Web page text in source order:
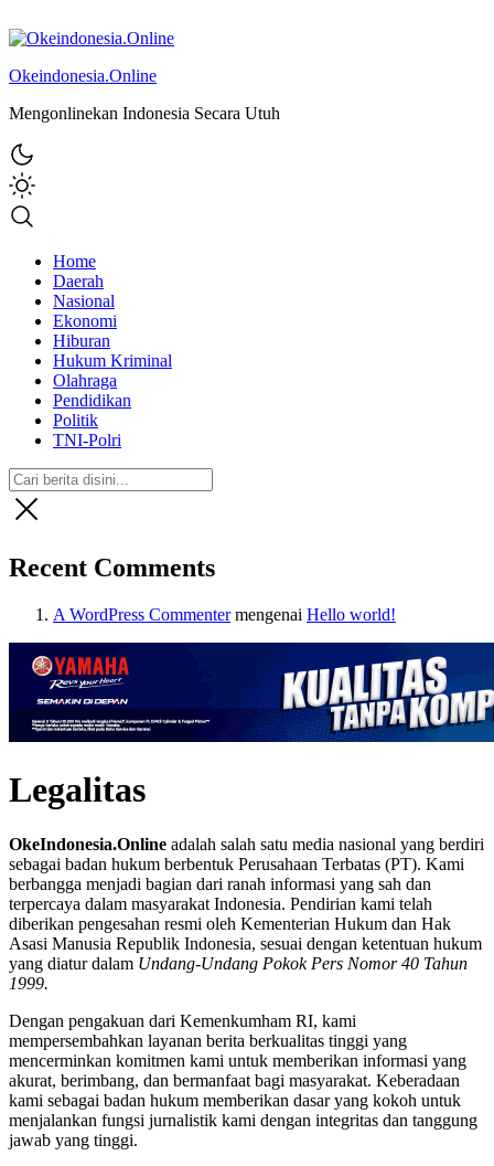
Okeindonesia.Online
Mengonlinekan Indonesia Secara Utuh
Home
Daerah
Nasional
Ekonomi
Hiburan
Hukum Kriminal
Olahraga
Pendidikan
Politik
TNI-Polri
Recent Comments
A WordPress Commentermengenai Hello world!
Legalitas
OkeIndonesia.Online adalah salah satu media nasional yang berdiri
sebagai badan hukum berbentuk Perusahaan Terbatas (PT). Kami
berbangga menjadi bagian dari ranah informasi yang sah dan
terpercaya dalam masyarakat Indonesia. Pendirian kami telah
diberikan pengesahan resmi oleh Kementerian Hukum dan Hak
Asasi Manusia Republik Indonesia, sesuai dengan ketentuan hukum
yang diatur dalam Undang-Undang Pokok Pers Nomor 40 Tahun
1999.
Dengan pengakuan dari Kemenkumham RI, kami
mempersembahkan layanan berita berkualitas tinggi yang
mencerminkan komitmen kami untuk memberikan informasi yang
akurat, berimbang, dan bermanfaat bagi masyarakat. Keberadaan
kami sebagai badan hukum memberikan dasar yang kokoh untuk
menjalankan fungsi jurnalistik kami dengan integritas dan tanggung
jawab yang tinggi.